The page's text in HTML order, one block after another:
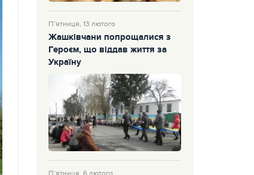
П’ятниця, 13 лютого
Жашківчани попрощалися з
Героєм, що віддав життя за
Україну
П’ятниця, 6 лютого